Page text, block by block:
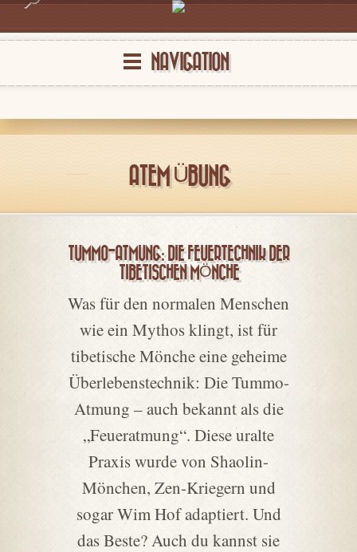
NAVIGATION
ATEM ÜBUNG
TUMMO-ATMUNG: DIE FEUERTECHNIK DER
TIBETISCHEN MÖNCHE
Was für den normalen Menschen
wie ein Mythos klingt, ist für
tibetische Mönche eine geheime
Überlebenstechnik: Die Tummo-
Atmung – auch bekannt als die
„Feueratmung“. Diese uralte
Praxis wurde von Shaolin-
Mönchen, Zen-Kriegern und
sogar Wim Hof adaptiert. Und
das Beste? Auch du kannst sie